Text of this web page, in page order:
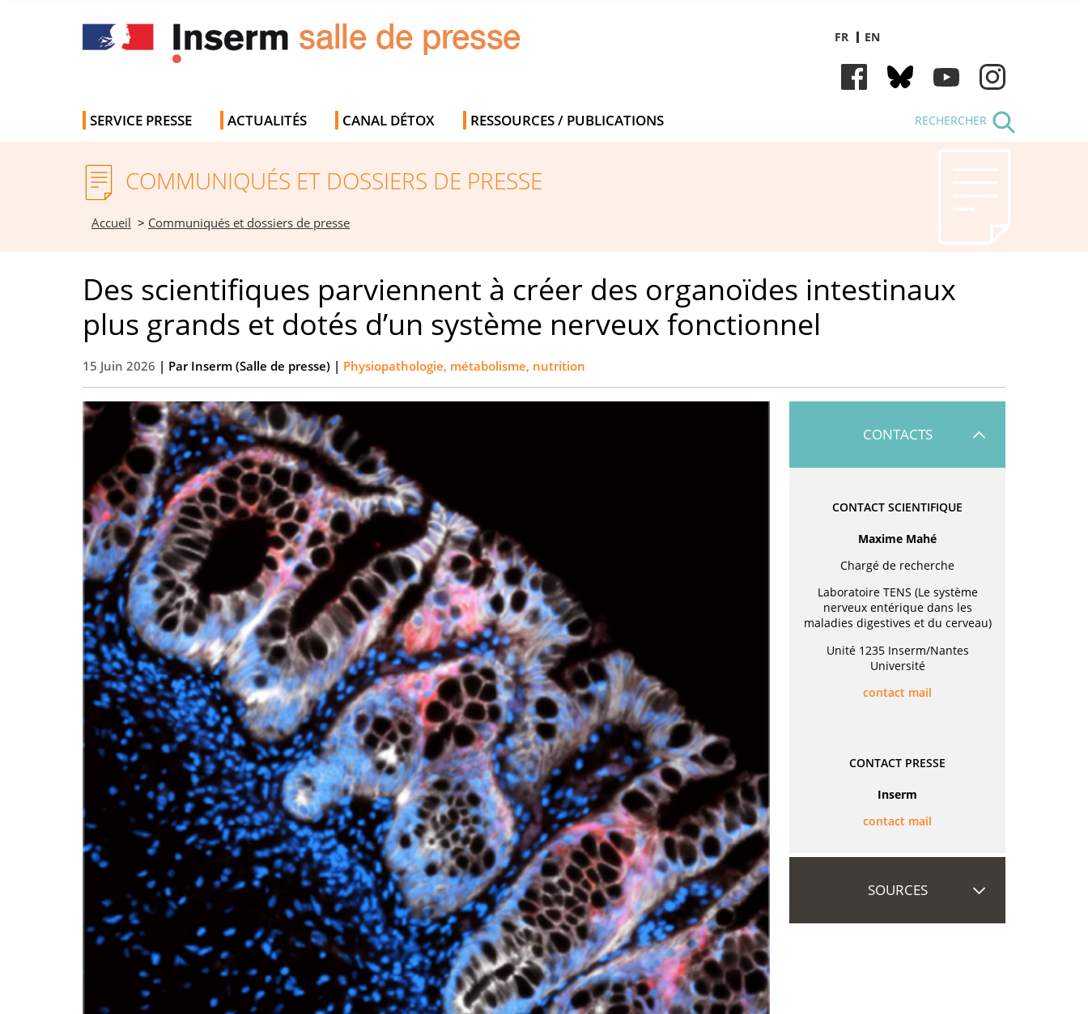
FR EN
RECHERCHER
SERVICE PRESSE ACTUALITÉS CANAL DÉTOX RESSOURCES / PUBLICATIONS
COMMUNIQUÉS ET DOSSIERS DE PRESSE
Accueil > Communiqués et dossiers de presse
Des scientifiques parviennent à créer des organoïdes intestinaux
plus grands et dotés d’un système nerveux fonctionnel
15 Juin 2026 | ParInserm (Salle de presse) | Physiopathologie, métabolisme, nutrition
CONTACTS
CONTACT SCIENTIFIQUE
Maxime Mahé
Chargé de recherche
Laboratoire TENS (Le système
nerveux entérique dans les
maladies digestives et du cerveau)
Unité 1235 Inserm/Nantes
Université
contact mail
CONTACT PRESSE
Inserm
contact mail
SOURCES